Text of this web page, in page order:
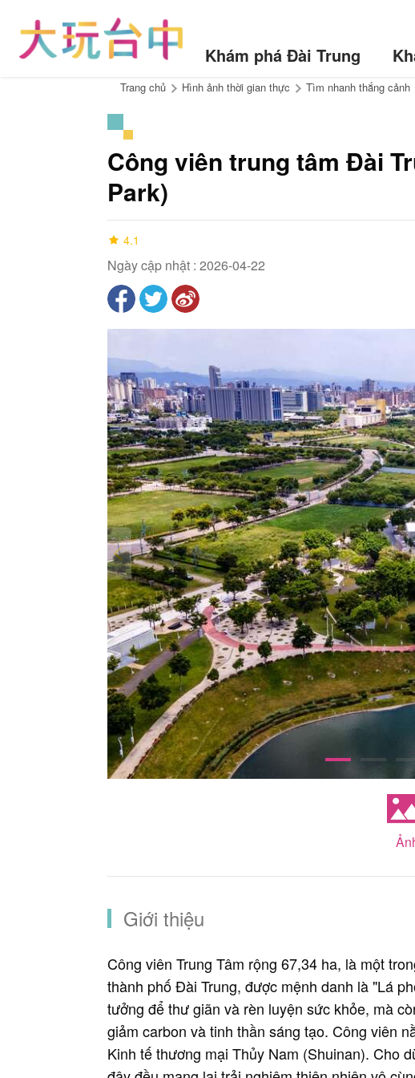
chuyển
Khám phá Đài Trung
Trang chủ Hình ảnh thời gian thực Tìm nhanh thắng cảnh
Công viên trung tâm Đài
Park)
4.1
Ngày cập nhật : 2026-04-22
Giới thiệu
Công viên Trung Tâm rộng 67,34 ha, là một
thành phố Đài Trung, được mệnh danh là "Lá
tưởng để thư giãn và rèn luyện sức khỏe, mà
giảm carbon và tinh thần sáng tạo. Công viên
Kinh tế thương mại Thủy Nam (Shuinan). Cho